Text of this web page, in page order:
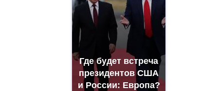
Где будет встреча
президентов США
и России: Европа?